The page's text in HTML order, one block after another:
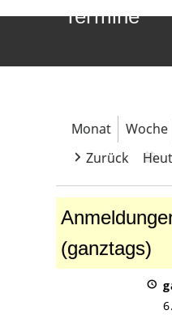
Termine
Monat
Woche
Zurück
Anmeldungen
Klasse
(ganztags)
(ganztags)